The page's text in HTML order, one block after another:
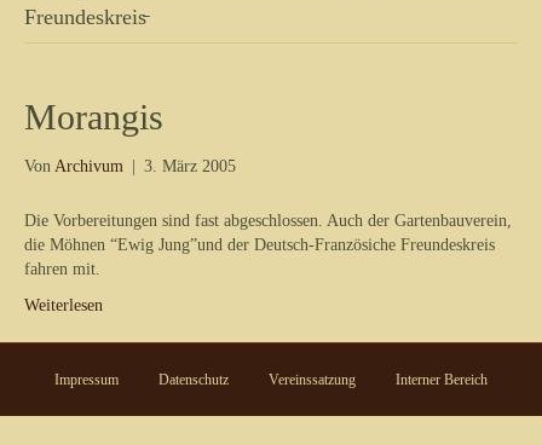
Freundeskreis̵
Morangis
Von Archivum 3. März 2005
Die Vorbereitungen sind fast abgeschlossen. Auch der Gartenbauverein,
die Möhnen “Ewig Jung”und der Deutsch-Französiche Freundeskreis
fahren mit.
Weiterlesen
Impressum Datenschutz Vereinssatzung Interner Bereich